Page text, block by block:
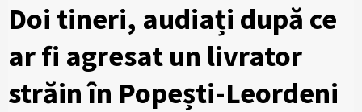
Doi tineri, audiați după ce
ar fi agresat un livrator
străin în Popești-Leordeni